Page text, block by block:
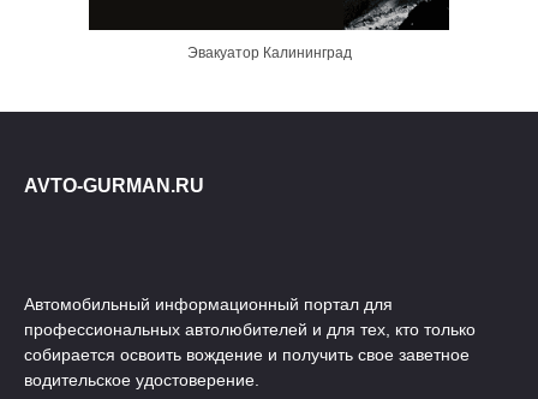
Эвакуатор Калининград
AVTO-GURMAN.RU
Автомобильный информационный портал для
профессиональных автолюбителей и для тех, кто только
собирается освоить вождение и получить свое заветное
водительское удостоверение.